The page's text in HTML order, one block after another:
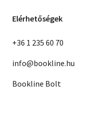
Elérhetőségek
+36 1 235 60 70
info@bookline.hu
Bookline Bolt